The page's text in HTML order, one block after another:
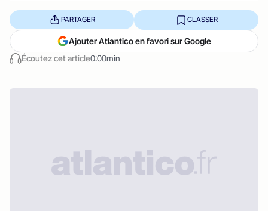
Écoutez cet article0:00min
PARTAGER CLASSER
Ajouter Atlantico en favori sur Google